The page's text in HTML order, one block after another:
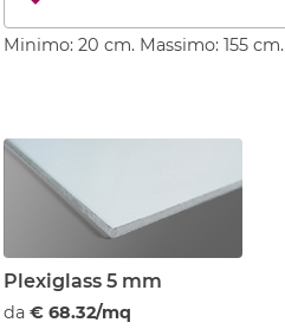
Minimo: 20 cm. Massimo: 155 cm.
Plexiglass 5 mm
da € 68.32/mq